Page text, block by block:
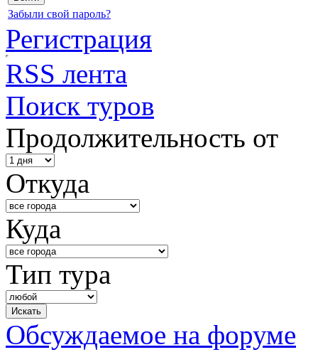
Забыли свой пароль?
Регистрация
RSS лента
Поиск туров
Продолжительность от
Откуда
Куда
Тип тура
Обсуждаемое на форуме